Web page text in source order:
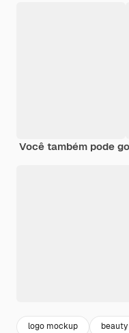
Você também pode
logo mockup